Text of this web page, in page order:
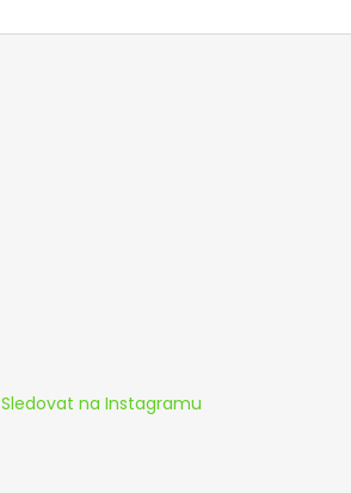
Sledovat na Instagramu